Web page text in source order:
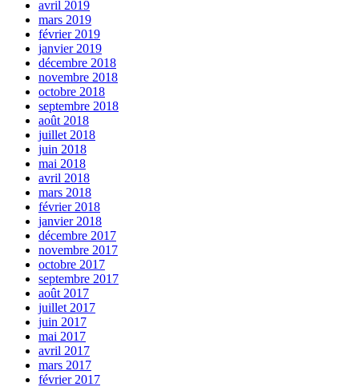
avril 2019
mars 2019
février 2019
janvier 2019
décembre 2018
novembre 2018
octobre 2018
septembre 2018
août 2018
juillet 2018
juin 2018
mai 2018
avril 2018
mars 2018
février 2018
janvier 2018
décembre 2017
novembre 2017
octobre 2017
septembre 2017
août 2017
juillet 2017
juin 2017
mai 2017
avril 2017
mars 2017
février 2017